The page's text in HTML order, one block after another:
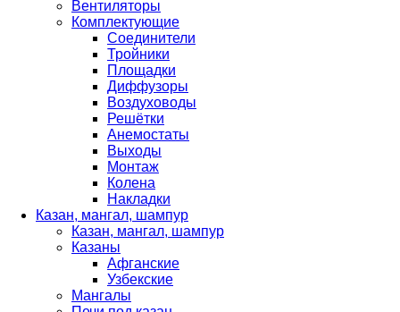
Вентиляторы
Комплектующие
Соединители
Тройники
Площадки
Диффузоры
Воздуховоды
Решётки
Анемостаты
Выходы
Монтаж
Колена
Накладки
Казан, мангал, шампур
Казан, мангал, шампур
Казаны
Афганские
Узбекские
Мангалы